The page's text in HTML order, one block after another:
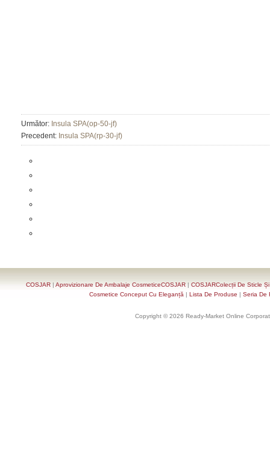
Următor: Insula SPA(op-50-jf)
Precedent: Insula SPA(rp-30-jf)
COSJAR | Aprovizionare De Ambalaje CosmeticeCOSJAR | COSJARColecții De Sticle
Cosmetice Conceput Cu Eleganță | Lista De Produse | Seria De
Copyright © 2026 Ready-Market Online